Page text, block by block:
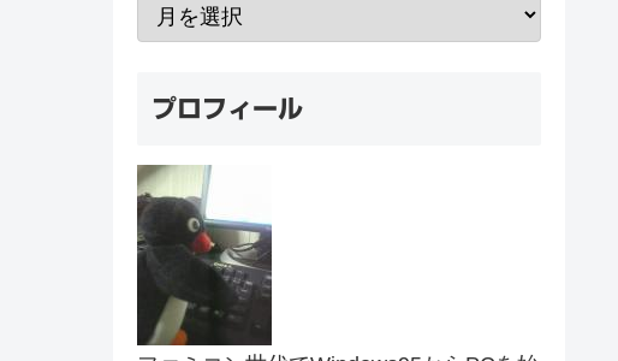
プロフィール